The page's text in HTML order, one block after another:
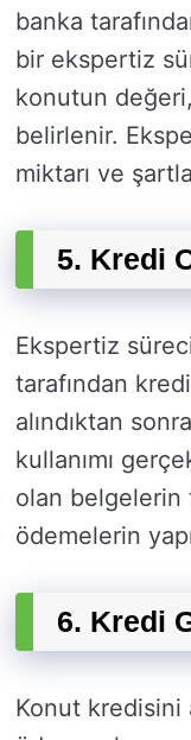
banka
bir ekspertiz
konutun
belirlenir.
miktarı ve
5. Kredi
Ekspertiz
tarafından
alındıktan
kullanımı
olan belgelerin
ödemelerin
6. Kredi
Konut kredisini